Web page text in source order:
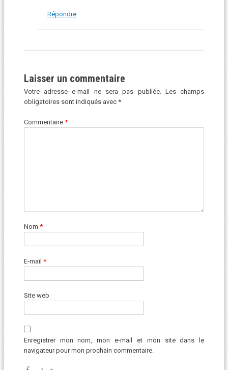
Répondre
Laisser un commentaire
Votre adresse e-mail ne sera pas publiée. Les champs
obligatoires sont indiqués avec *
Commentaire *
Nom *
E-mail *
Site web
Enregistrer mon nom, mon e-mail et mon site dans le
navigateur pour mon prochain commentaire.